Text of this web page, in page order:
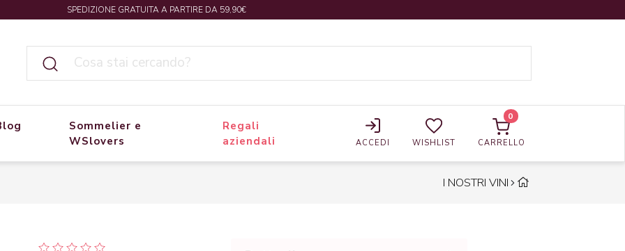
SPEDIZIONE GRATUITA A PARTIRE DA 59,90€
Blog
Sommelier e
WSlovers
Regali
aziendali
ACCEDI WISHLIST
0
CARRELLO
I NOSTRI VINI